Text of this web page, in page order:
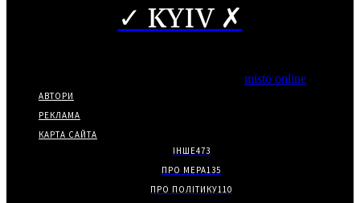
✓ KYIV ✗
misto online
АВТОРИ
РЕКЛАМА
КАРТА САЙТА
ІНШЕ473
ПРО МЕРА135
ПРО ПОЛІТИКУ110